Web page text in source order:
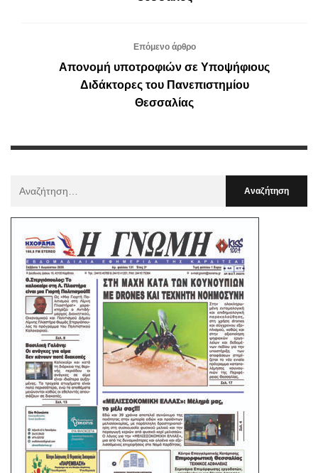
Επόμενο άρθρο
Απονομή υποτροφιών σε Υποψήφιους
Διδάκτορες του Πανεπιστημίου
Θεσσαλίας
: